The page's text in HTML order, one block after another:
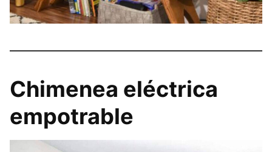
Chimenea eléctrica
empotrable